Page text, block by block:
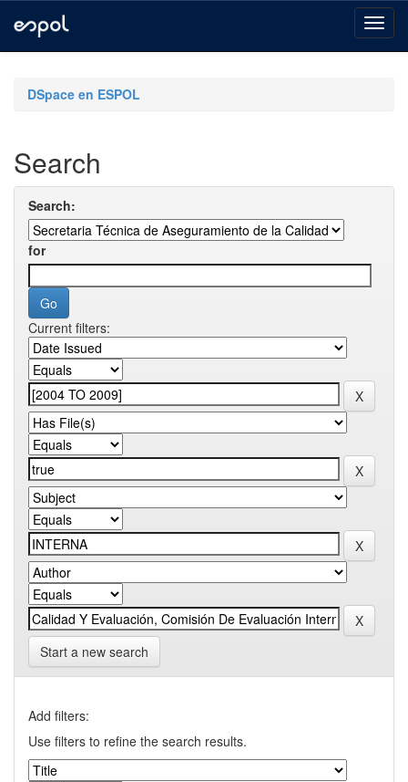
navigationDSpace en ESPOL
Search
Search:
for
Current filters:
Start a new search
Add filters:
Use filters to refine the search results.